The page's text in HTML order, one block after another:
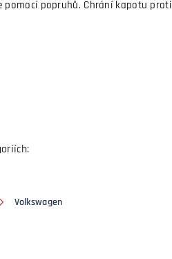
pomocí popruhů. Chrání kapotu
Volkswagen